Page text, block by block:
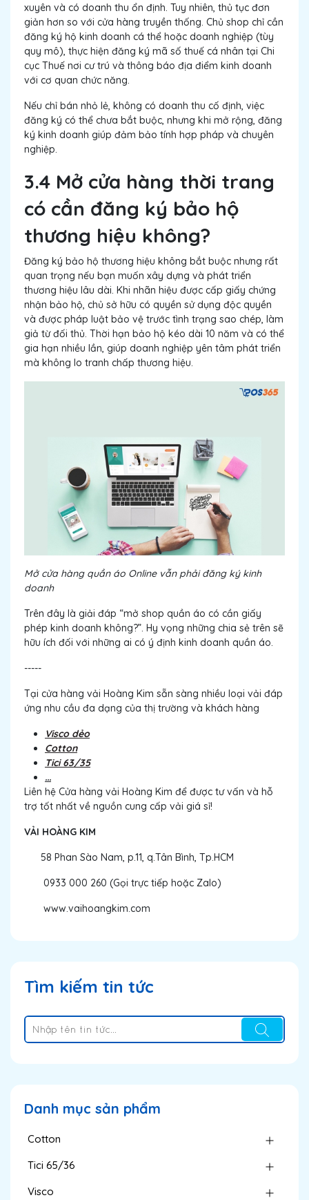
xuyên và có doanh thu ổn định. Tuy nhiên, thủ tục đơn
giản hơn so với cửa hàng truyền thống. Chủ shop chỉ cần
đăng ký hộ kinh doanh cá thể hoặc doanh nghiệp (tùy
quy mô), thực hiện đăng ký mã số thuế cá nhân tại Chi
cục Thuế nơi cư trú và thông báo địa điểm kinh doanh
với cơ quan chức năng.
Nếu chỉ bán nhỏ lẻ, không có doanh thu cố định, việc
đăng ký có thể chưa bắt buộc, nhưng khi mở rộng, đăng
ký kinh doanh giúp đảm bảo tính hợp pháp và chuyên
nghiệp.
3.4 Mở cửa hàng thời trang
có cần đăng ký bảo hộ
thương hiệu không?
Đăng ký bảo hộ thương hiệu không bắt buộc nhưng rất
quan trọng nếu bạn muốn xây dựng và phát triển
thương hiệu lâu dài. Khi nhãn hiệu được cấp giấy chứng
nhận bảo hộ, chủ sở hữu có quyền sử dụng độc quyền
và được pháp luật bảo vệ trước tình trạng sao chép, làm
giả từ đối thủ. Thời hạn bảo hộ kéo dài 10 năm và có thể
gia hạn nhiều lần, giúp doanh nghiệp yên tâm phát triển
mà không lo tranh chấp thương hiệu.
Mở cửa hàng quần áo Online vẫn phải đăng ký kinh
doanh
Trên đây là giải đáp “mở shop quần áo có cần giấy
phép kinh doanh không?”. Hy vọng những chia sẻ trên sẽ
hữu ích đối với những ai có ý định kinh doanh quần áo.
-----
Tại cửa hàng vải Hoàng Kim sẵn sàng nhiều loại vải đáp
ứng nhu cầu đa dạng của thị trường và khách hàng
Visco dẻo
Cotton
Tici 63/35
...
Liên hệ Cửa hàng vải Hoàng Kim để được tư vấn và hỗ
trợ tốt nhất về nguồn cung cấp vải giá sỉ!
VẢI HOÀNG KIM
58 Phan Sào Nam, p.11, q.Tân Bình, Tp.HCM
0933 000 260 (Gọi trực tiếp hoặc Zalo)
www.vaihoangkim.com
Tìm kiếm tin tức
Danh mục sản phẩm
Cotton
Tici 65/36
Visco